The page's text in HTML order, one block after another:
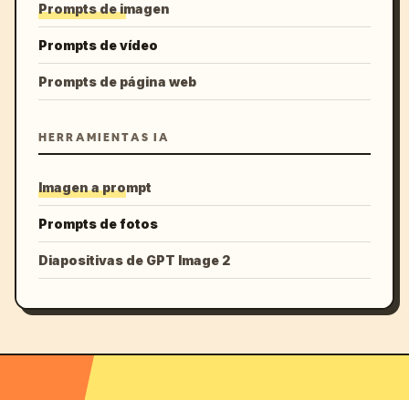
Prompts de imagen
Prompts de vídeo
Prompts de página web
HERRAMIENTAS IA
Imagen a prompt
Prompts de fotos
Diapositivas de GPT Image 2